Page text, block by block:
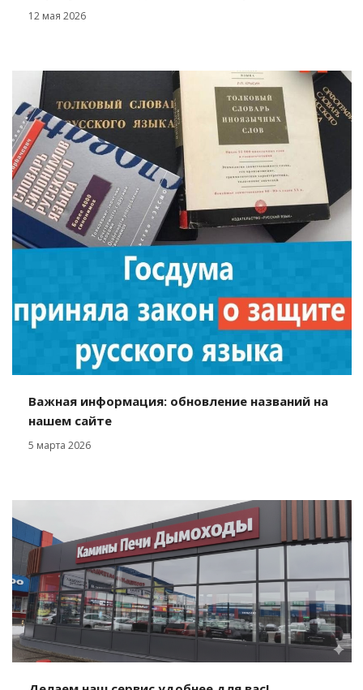
12 мая 2026
Важная информация: обновление названий на
нашем сайте
5 марта 2026